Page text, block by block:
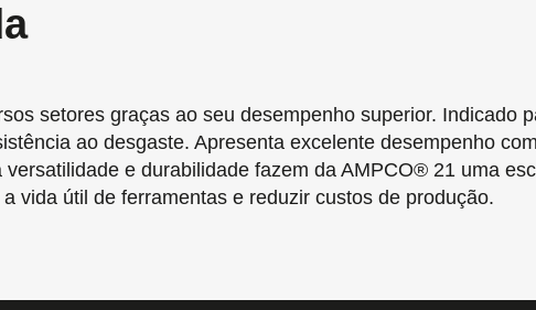
setores graças ao seu desempenho superior. Indicado
ao desgaste. Apresenta excelente desempenho
e durabilidade fazem da AMPCO® 21 uma
vida útil de ferramentas e reduzir custos de produção.